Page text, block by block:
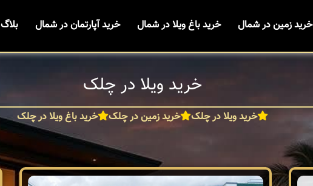
خرید زمین در شمال خرید باغ ویلا در شمال خرید آپارتمان در شمال بلاگ
خرید ویلا در چلک
خرید ویلا در چلک خرید زمین در چلک
خرید باغ ویلا در چلک